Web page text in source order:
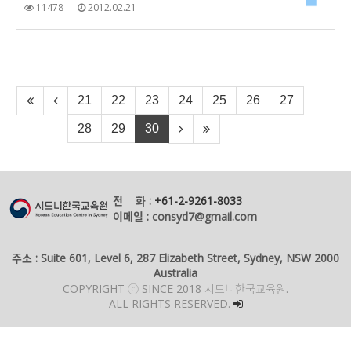
11478 2012.02.21
21 22 23 24 25 26 27
28 29 30
전 화 : +61-2-9261-8033
이메일 : consyd7@gmail.com
주소 : Suite 601, Level 6, 287 Elizabeth Street, Sydney, NSW 2000
Australia
COPYRIGHT ⓒ SINCE 2018 시드니한국교육원.
ALL RIGHTS RESERVED.